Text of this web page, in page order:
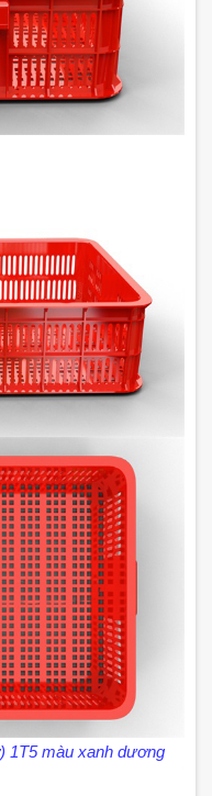
1T5 màu xanh dương